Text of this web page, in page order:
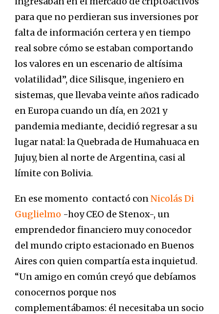
para que no perdieran sus inversiones por
falta de información certera y en tiempo
real sobre cómo se estaban comportando
los valores en un escenario de altísima
volatilidad”, dice Silisque, ingeniero en
sistemas, que llevaba veinte años radicado
en Europa cuando un día, en 2021 y
pandemia mediante, decidió regresar a su
lugar natal: la Quebrada de Humahuaca en
Jujuy, bien al norte de Argentina, casi al
límite con Bolivia.
En ese momento contactó con Nicolás Di
Guglielmo -hoy CEO de Stenox-, un
emprendedor financiero muy conocedor
del mundo cripto estacionado en Buenos
Aires con quien compartía esta inquietud.
“Un amigo en común creyó que debíamos
conocernos porque nos
complementábamos: él necesitaba un socio